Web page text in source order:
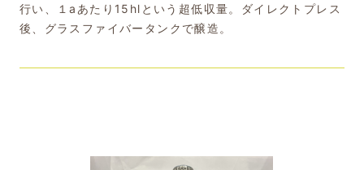
行い、１aあたり15hlという超低収量。ダイレクトプレス
後、グラスファイバータンクで醸造。